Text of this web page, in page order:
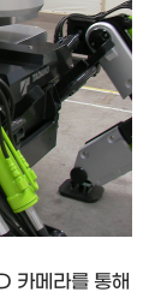
카메라를 통해